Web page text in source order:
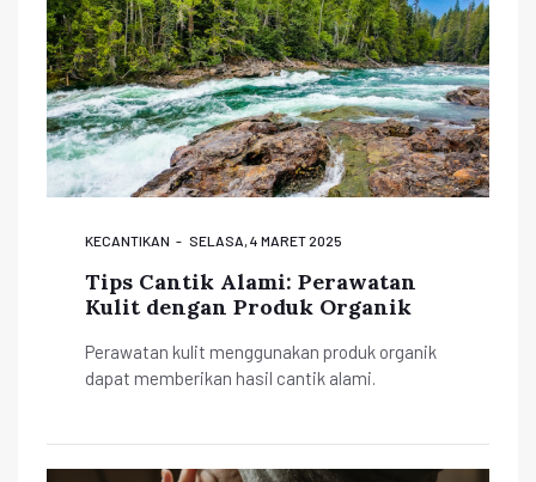
KECANTIKAN SELASA, 4 MARET 2025
Tips Cantik Alami: Perawatan
Kulit dengan Produk Organik
Perawatan kulit menggunakan produk organik
dapat memberikan hasil cantik alami.